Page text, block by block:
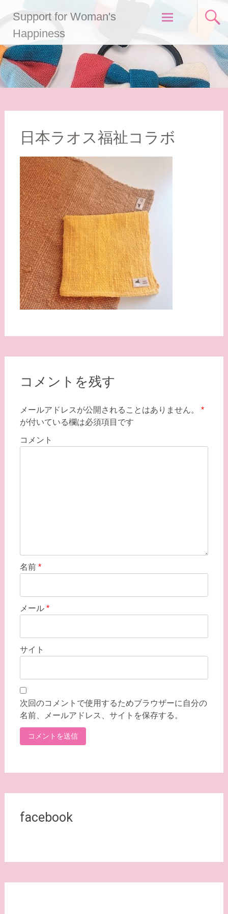
ン
ン
ツ
へ
ス
Support for Woman's
Happiness
日本ラオス福祉コラボ
コメントを残す
メールアドレスが公開されることはありません。
*
が付いている欄は必須項目です
コメント
名前 *
メール *
サイト
次回のコメントで使用するためブラウザーに自分の
名前、メールアドレス、サイトを保存する。
facebook